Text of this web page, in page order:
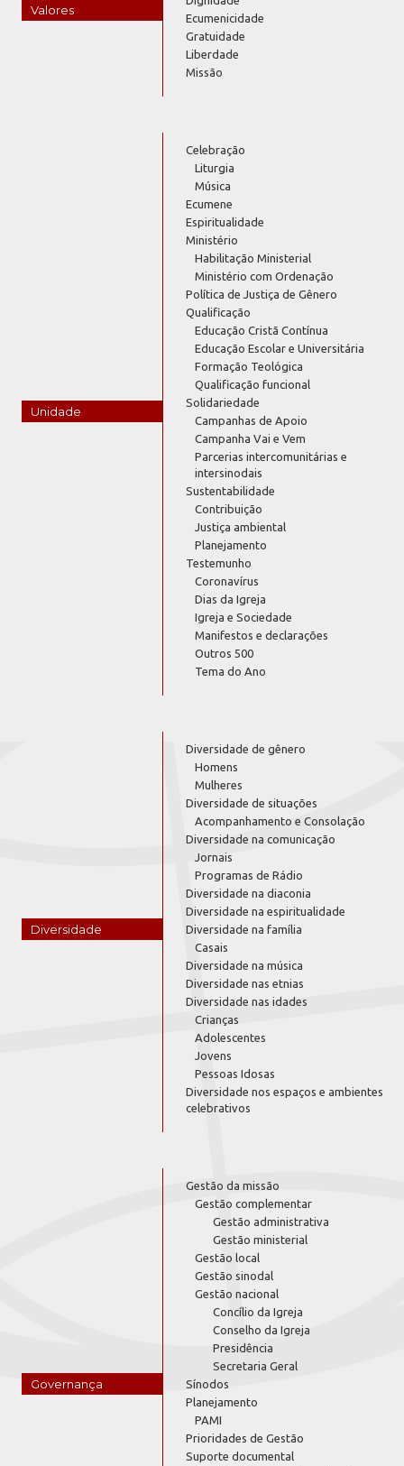
Valores
Ecumenicidade
Gratuidade
Liberdade
Missão
Unidade
Celebração
Liturgia
Música
Ecumene
Espiritualidade
Ministério
Habilitação Ministerial
Ministério com Ordenação
Política de Justiça de Gênero
Qualificação
Educação Cristã Contínua
Educação Escolar e Universitária
Formação Teológica
Qualificação funcional
Solidariedade
Campanhas de Apoio
Campanha Vai e Vem
Parcerias intercomunitárias e
intersinodais
Sustentabilidade
Contribuição
Justiça ambiental
Planejamento
Testemunho
Coronavírus
Dias da Igreja
Igreja e Sociedade
Manifestos e declarações
Outros 500
Tema do Ano
Diversidade
Diversidade de gênero
Homens
Mulheres
Diversidade de situações
Acompanhamento e Consolação
Diversidade na comunicação
Jornais
Programas de Rádio
Diversidade na diaconia
Diversidade na espiritualidade
Diversidade na família
Casais
Diversidade na música
Diversidade nas etnias
Diversidade nas idades
Crianças
Adolescentes
Jovens
Pessoas Idosas
Diversidade nos espaços e ambientes
celebrativos
Governança
Gestão da missão
Gestão complementar
Gestão administrativa
Gestão ministerial
Gestão local
Gestão sinodal
Gestão nacional
Concílio da Igreja
Conselho da Igreja
Presidência
Secretaria Geral
Sínodos
Planejamento
PAMI
Prioridades de Gestão
Suporte documental